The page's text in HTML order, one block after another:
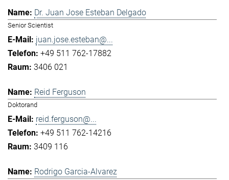
Dr. Juan Jose Esteban Delgado
Senior Scientist
juan.jose.esteban@...
+49 511 762-17882
3406 021
Reid Ferguson
Doktorand
reid.ferguson@...
+49 511 762-14216
3409 116
Rodrigo Garcia-Alvarez